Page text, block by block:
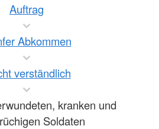
Auftrag
Abkommen
verständlich
kranken und
Soldaten